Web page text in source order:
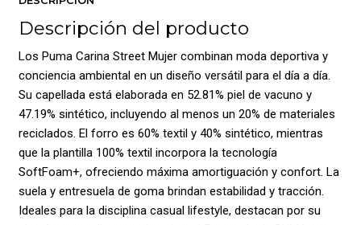
Descripción del producto
Los Puma Carina Street Mujer combinan moda deportiva y
conciencia ambiental en un diseño versátil para el día a día.
Su capellada está elaborada en 52.81% piel de vacuno y
47.19% sintético, incluyendo al menos un 20% de materiales
reciclados. El forro es 60% textil y 40% sintético, mientras
que la plantilla 100% textil incorpora la tecnología
SoftFoam+, ofreciendo máxima amortiguación y confort. La
suela y entresuela de goma brindan estabilidad y tracción.
Ideales para la disciplina casual lifestyle, destacan por su